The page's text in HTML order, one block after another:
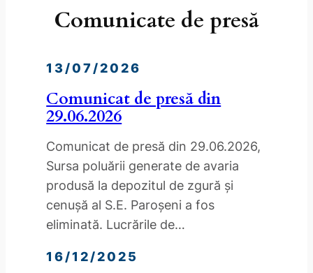
Comunicate de presă
13/07/2026
Comunicat de presă din
29.06.2026
Comunicat de presă din 29.06.2026,
Sursa poluării generate de avaria
produsă la depozitul de zgură și
cenușă al S.E. Paroșeni a fos
eliminată. Lucrările de…
16/12/2025